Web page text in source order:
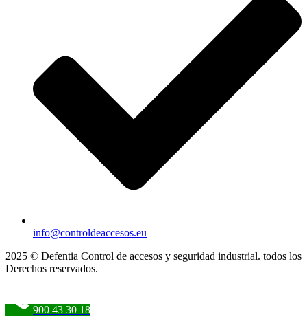
info@controldeaccesos.eu
2025 © Defentia Control de accesos y seguridad industrial. todos los
Derechos reservados.
900 43 30 18